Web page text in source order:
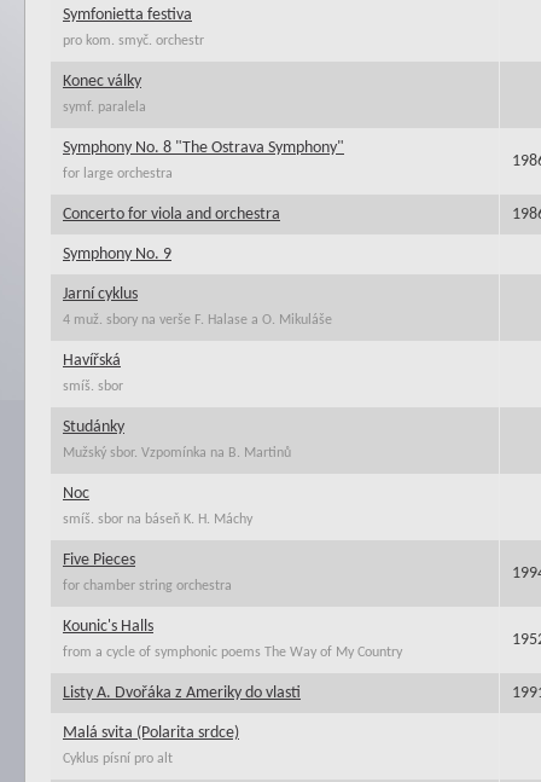
Symfonietta festiva
pro kom. smyč. orchestr
Konec války
symf. paralela
Symphony No. 8 "The Ostrava Symphony"
for large orchestra
Concerto for viola and orchestra
Symphony No. 9
Jarní cyklus
4 muž. sbory na verše F. Halase a O. Mikuláše
Havířská
smíš. sbor
Studánky
Mužský sbor. Vzpomínka na B. Martinů
Noc
smíš. sbor na báseň K. H. Máchy
Five Pieces
for chamber string orchestra
Kounic's Halls
from a cycle of symphonic poems The Way of My Country
Listy A. Dvořáka z Ameriky do vlasti
Malá svita (Polarita srdce)
Cyklus písní pro alt